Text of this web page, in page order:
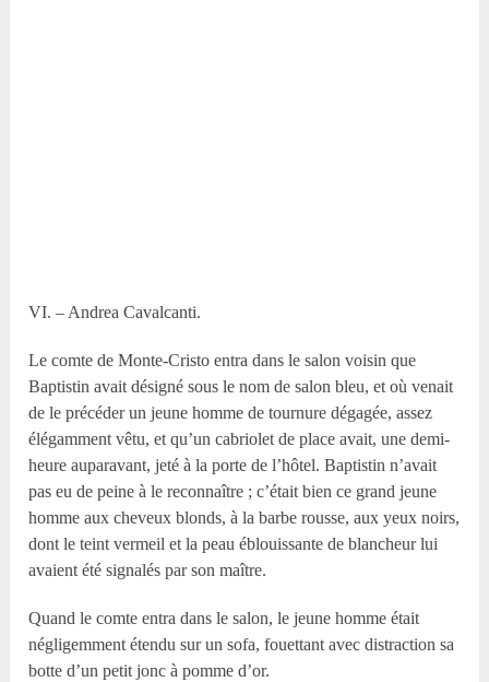
VI. – Andrea Cavalcanti.
Le comte de Monte-Cristo entra dans le salon voisin que
Baptistin avait désigné sous le nom de salon bleu, et où venait
de le précéder un jeune homme de tournure dégagée, assez
élégamment vêtu, et qu’un cabriolet de place avait, une demi-
heure auparavant, jeté à la porte de l’hôtel. Baptistin n’avait
pas eu de peine à le reconnaître ; c’était bien ce grand jeune
homme aux cheveux blonds, à la barbe rousse, aux yeux noirs,
dont le teint vermeil et la peau éblouissante de blancheur lui
avaient été signalés par son maître.
Quand le comte entra dans le salon, le jeune homme était
négligemment étendu sur un sofa, fouettant avec distraction sa
botte d’un petit jonc à pomme d’or.